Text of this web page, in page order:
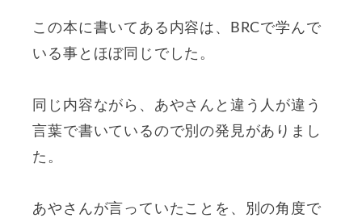
この本に書いてある内容は、BRCで学んで
いる事とほぼ同じでした。
同じ内容ながら、あやさんと違う人が違う
言葉で書いているので別の発見がありまし
た。
あやさんが言っていたことを、別の角度で